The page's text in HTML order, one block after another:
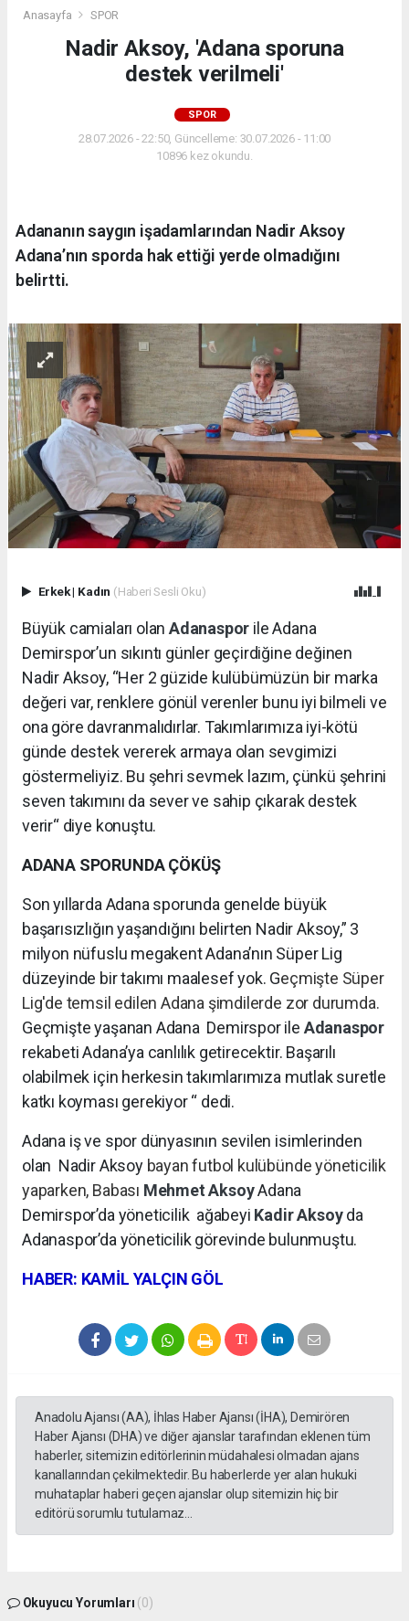
Anasayfa SPOR
Nadir Aksoy, 'Adana sporuna
destek verilmeli'
SPOR
28.07.2026 - 22:50, Güncelleme: 30.07.2026 - 11:00
10896 kez okundu.
Adananın saygın işadamlarından Nadir Aksoy
Adana’nın sporda hak ettiği yerde olmadığını
belirtti.
Erkek| Kadın (Haberi Sesli Oku)
Büyük camiaları olan Adanaspor ile Adana
Demirspor’un sıkıntı günler geçirdiğine değinen
Nadir Aksoy, “Her 2 güzide kulübümüzün bir marka
değeri var, renklere gönül verenler bunu iyi bilmeli ve
ona göre davranmalıdırlar. Takımlarımıza iyi-kötü
günde destek vererek armaya olan sevgimizi
göstermeliyiz. Bu şehri sevmek lazım, çünkü şehrini
seven takımını da sever ve sahip çıkarak destek
verir“ diye konuştu.
ADANA SPORUNDA ÇÖKÜŞ
Son yıllarda Adana sporunda genelde büyük
başarısızlığın yaşandığını belirten Nadir Aksoy,” 3
milyon nüfuslu megakent Adana’nın Süper Lig
düzeyinde bir takımı maalesef yok. Geçmişte Süper
Lig'de temsil edilen Adana şimdilerde zor durumda.
Geçmişte yaşanan Adana Demirspor ile Adanaspor
rekabeti Adana’ya canlılık getirecektir. Başarılı
olabilmek için herkesin takımlarımıza mutlak suretle
katkı koyması gerekiyor “ dedi.
Adana iş ve spor dünyasının sevilen isimlerinden
olan Nadir Aksoy bayan futbol kulübünde yöneticilik
yaparken, Babası Mehmet AksoyAdana
Demirspor’da yöneticilik ağabeyi Kadir Aksoyda
Adanaspor’da yöneticilik görevinde bulunmuştu.
HABER: KAMİL YALÇIN GÖL
Anadolu Ajansı (AA), İhlas Haber Ajansı (İHA), Demirören
Haber Ajansı (DHA) ve diğer ajanslar tarafından eklenen tüm
haberler, sitemizin editörlerinin müdahalesi olmadan ajans
kanallarından çekilmektedir. Bu haberlerde yer alan hukuki
muhataplar haberi geçen ajanslar olup sitemizin hiç bir
editörü sorumlu tutulamaz...
Okuyucu Yorumları (0)